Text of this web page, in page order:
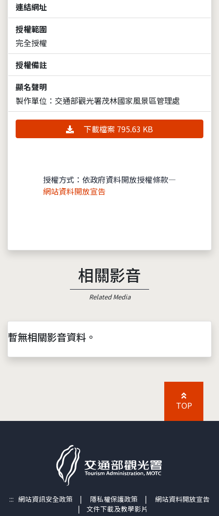
連結網址
授權範圍
完全授權
授權備註
顯名聲明
製作單位：交通部觀光署茂林國家風景區管理處
下載檔案 795.63 KB
授權方式：依政府資料開放授權條款—
網站資料開放宣告
相關影音
Related Media
暫無相關影音資料。
TOP
::: 網站資訊安全政策 | 隱私權保護政策 | 網站資料開放宣告
| 文件下載及教學影片